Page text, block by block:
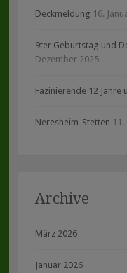
Deckmeldung 16.
9ter Geburtstag und
Dezember 2025
Fazinierende 12
Neresheim-Stetten
Archive
März 2026
Januar 2026